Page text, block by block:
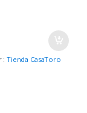
:Tienda CasaToro